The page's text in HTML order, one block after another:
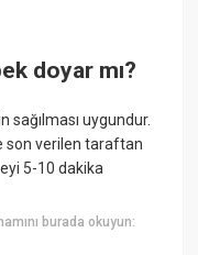
doyar mı?
sağılması uygundur.
son verilen taraftan
5-10 dakika
burada okuyun: